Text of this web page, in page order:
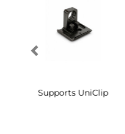
Supports UniClip